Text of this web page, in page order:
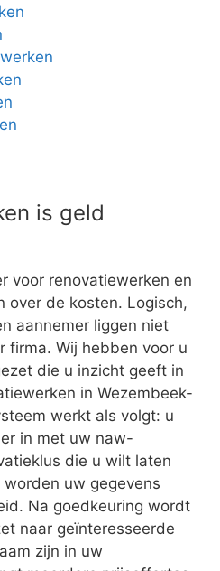
is geld
voor renovatiewerken en
over de kosten. Logisch,
aannemer liggen niet
firma. Wij hebben voor u
die u inzicht geeft in
in Wezembeek-
werkt als volgt: u
in met uw naw-
die u wilt laten
uw gegevens
Na goedkeuring wordt
naar geïnteresseerde
zijn in uw